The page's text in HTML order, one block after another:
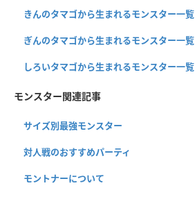
きんのタマゴから生まれるモンスター一覧
ぎんのタマゴから生まれるモンスター一覧
しろいタマゴから生まれるモンスター一覧
モンスター関連記事
サイズ別最強モンスター
対人戦のおすすめパーティ
モントナーについて